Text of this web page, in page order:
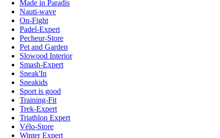
Made in Paradis
Nauti-wave
On-Fight
Padel-Expert
Pecheur-Store
Pet and Garden
Slowood Interior
Smash-Expert
Sneak'In
Sneakids
Sport is good
Training-Fit
Trek-Expert
Triathlon Expert
Vélo-Store
Winter Expert